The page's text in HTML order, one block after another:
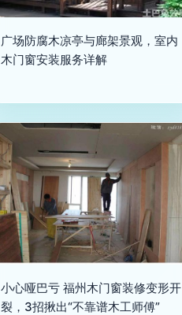
广场防腐木凉亭与廊架景观，室内
木门窗安装服务详解
小心哑巴亏 福州木门窗装修变形开
裂，3招揪出“不靠谱木工师傅”